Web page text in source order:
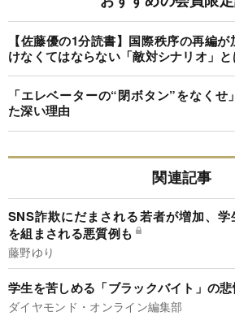
【佐藤優の1分読書】国際秩序の再編
けなくてはならない「敵対シナリオ」
「エレベーターの“閉ボタン”をなく
た深い理由
関連記事
SNS詐欺にだまされる若者が増加、学
を組まされる悪質例も
藤野ゆり
学生を苦しめる「ブラックバイト」の
ダイヤモンド・オンライン編集部